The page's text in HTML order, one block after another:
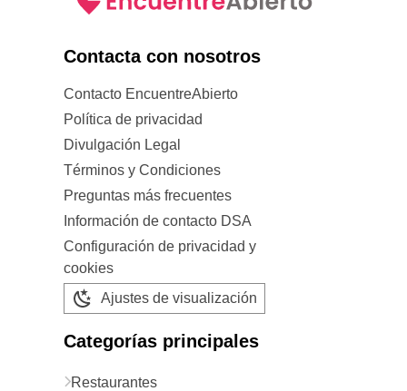
Contacta con nosotros
Contacto EncuentreAbierto
Política de privacidad
Divulgación Legal
Términos y Condiciones
Preguntas más frecuentes
Información de contacto DSA
Configuración de privacidad y
cookies
Ajustes de visualización
Categorías principales
Restaurantes